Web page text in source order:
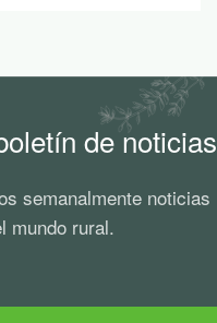
de noticias
semanalmente noticias
mundo rural.